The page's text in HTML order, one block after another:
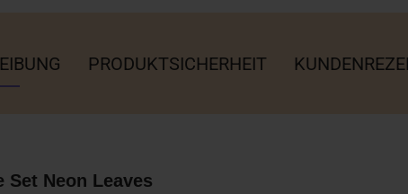
PRODUKTSICHERHEIT
Set Neon Leaves